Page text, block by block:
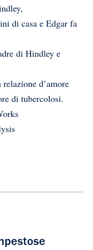
di casa e Edgar fa
di Hindley e
d’amore
di tubercolosi.